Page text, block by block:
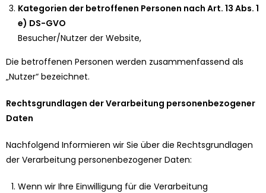
Kategorien der betroffenen Personen nach Art. 13 Abs. 1
e) DS-GVO
Besucher/Nutzer der Website,
Die betroffenen Personen werden zusammenfassend als
„Nutzer“ bezeichnet.
Rechtsgrundlagen der Verarbeitung personenbezogener
Daten
Nachfolgend Informieren wir Sie über die Rechtsgrundlagen
der Verarbeitung personenbezogener Daten:
Wenn wir Ihre Einwilligung für die Verarbeitung